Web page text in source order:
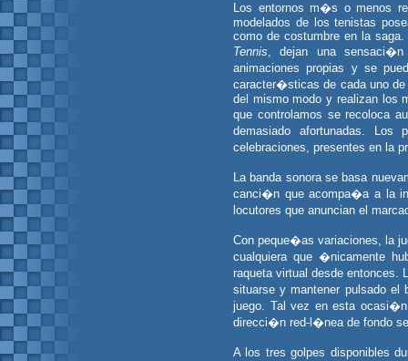
Los entornos m�s o menos
modelados de los tenistas
como de costumbre en la
Tennis, dejan una
animaciones propias y se
caracter�sticas de cada uno
del mismo modo y realizan los
que controlamos se recoloca
demasiado afortunadas.
celebraciones, presentes en la
La banda sonora se basa
canci�n que acompa�a a la
locutores que anuncian el
Con peque�as variaciones, la
cualquiera que �nicamente
raqueta virtual desde entonces.
situarse y mantener pulsado
juego. Tal vez en esta
direcci�n red-l�nea de fondo
A los tres golpes disponibles